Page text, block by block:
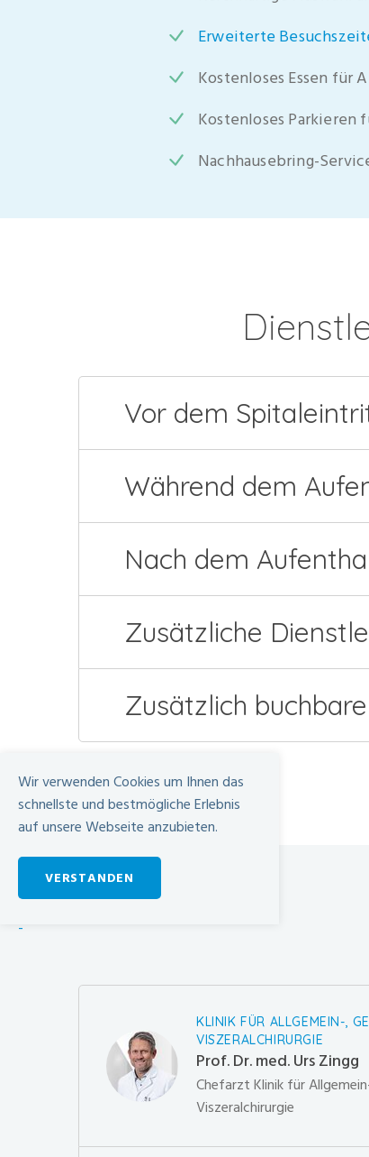
Erweiterte
Kostenloses Essen für
Kostenloses Parkieren
Nachhausebring-
Vor dem
Während dem
Nach dem
Zusätzliche
Zusätzlich
KLINIK FÜR ALLGEMEIN-,
VISZERALCHIRURGIE
Prof. Dr. med. Urs Zingg
Chefarzt Klinik für
Viszeralchirurgie
Wir verwenden Cookies um Ihnen das
schnellste und bestmögliche Erlebnis
auf unsere Webseite anzubieten.
VERSTANDEN
-